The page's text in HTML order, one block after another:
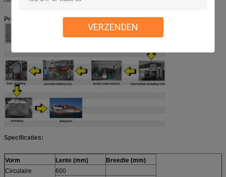
VERZENDEN
Productieprocedure van aluminium ingot tot aluminium cirkels:
Specificaties:
Vorm Lente (mm)
Breedte (mm)
Circulaire
600